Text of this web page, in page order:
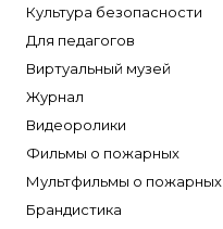
Культура безопасности
Для педагогов
Виртуальный музей
Журнал
Видеоролики
Фильмы о пожарных
Мультфильмы о пожарных
Брандистика